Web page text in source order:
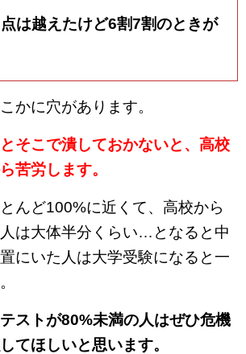
点は越えたけど6割7割のときが
かに穴があります。
そこで潰しておかないと、高校
苦労します。
んど100%に近くて、高校から
は大体半分くらい…となると中
にいた人は大学受験になると一
ストが80%未満の人はぜひ危機
てほしいと思います。